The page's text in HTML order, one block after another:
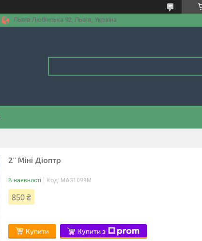
Львів Любінська 92, Львів, Україна
2" Міні Діоптр
В наявності Код: MAG1099М
850 ₴
Купити Купити з